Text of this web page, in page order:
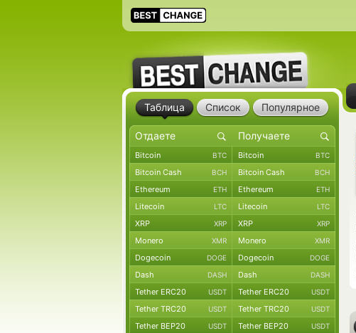
Таблица Список Популярное
Bitcoin BTC Bitcoin BTC
Bitcoin Cash BCH Bitcoin Cash BCH
Ethereum ETH Ethereum ETH
Litecoin LTC Litecoin LTC
XRP XRP XRP XRP
Monero XMR Monero XMR
Dogecoin DOGE Dogecoin DOGE
Dash DASH Dash DASH
Tether ERC20 USDT Tether ERC20 USDT
Tether TRC20 USDT Tether TRC20 USDT
Tether BEP20 USDT Tether BEP20 USDT